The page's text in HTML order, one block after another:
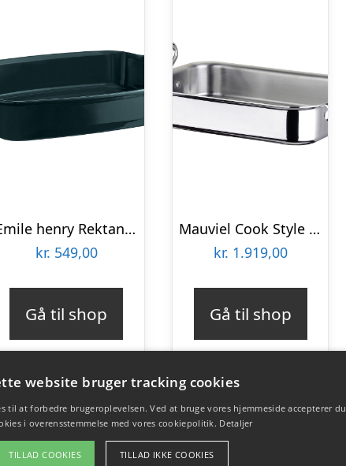
Emile henry Rektangulær ovnfast fad (L) 4 liter, petrol
kr. 549,00
Gå til shop
Mauviel Cook Style ovnfast fad i stål, 30 x 20 cm
kr. 1.919,00
Gå til shop
website bruger tracking cookies
til at forbedre brugeroplevelsen. Ved at bruge vores hjemmeside accepterer du
i overensstemmelse med vores cookiepolitik. Detaljer
TILLAD COOKIES TILLAD IKKE COOKIES